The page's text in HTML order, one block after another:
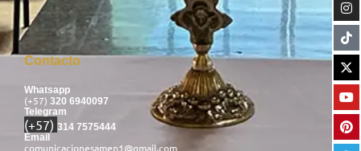
Contacto
Whatsapp
(+57) 320 6940097
Telegram
(+57) 314 7575444
Email
comunicacionesamen1@gmail.com